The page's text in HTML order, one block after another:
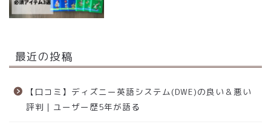
最近の投稿
【口コミ】ディズニー英語システム(DWE)の良い＆悪い
評判｜ユーザー歴5年が語る